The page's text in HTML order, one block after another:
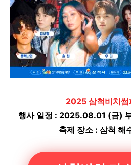
2025 삼척비치썸
행사 일정 : 2025.08.01 (금)
축제 장소 : 삼척 해